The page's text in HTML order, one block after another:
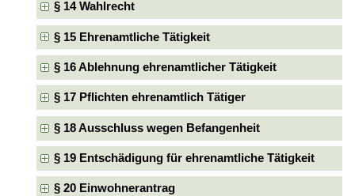
§ 14 Wahlrecht
§ 15 Ehrenamtliche Tätigkeit
§ 16 Ablehnung ehrenamtlicher Tätigkeit
§ 17 Pflichten ehrenamtlich Tätiger
§ 18 Ausschluss wegen Befangenheit
§ 19 Entschädigung für ehrenamtliche Tätigkeit
§ 20 Einwohnerantrag